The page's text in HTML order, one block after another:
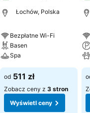
Łochów, Polska
Bezpłatne Wi-Fi
Basen
Spa
od 511 zł
Zobacz ceny z 3 stron
Wyświetl ceny